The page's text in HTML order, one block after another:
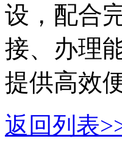
设，配合
接、办理
提供高效
返回列表